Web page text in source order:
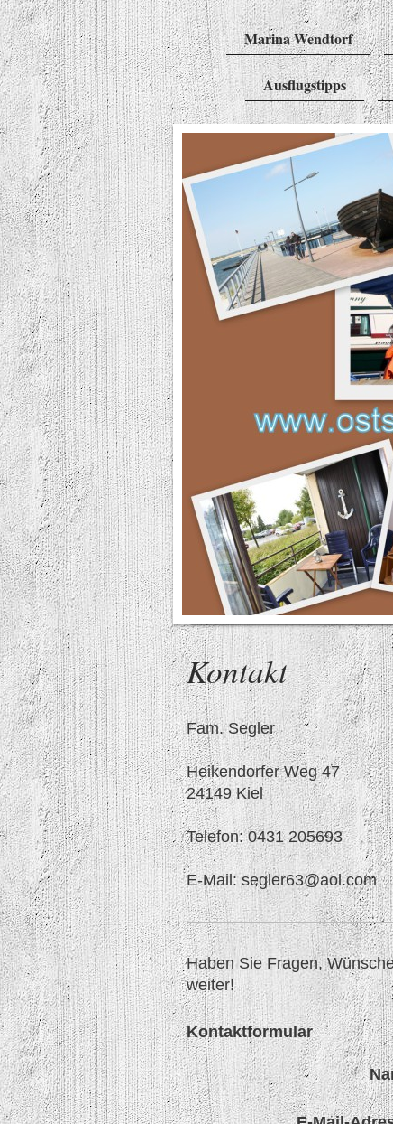
Marina Wendtorf
Ausflugstipps
Kontakt
Fam. Segler
Heikendorfer Weg 47
24149 Kiel
Telefon: 0431 205693
E-Mail: segler63@aol.com
Haben Sie Fragen,
weiter!
Kontaktformular